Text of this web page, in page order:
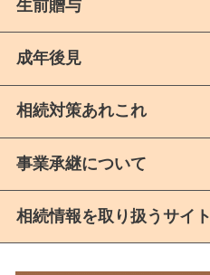
生前贈与
成年後見
相続対策あれこれ
事業承継について
相続情報を取り扱うサイト